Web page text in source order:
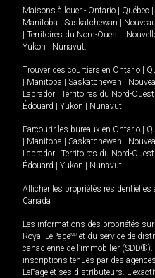
Maisons à louer - Ontario | Québec |
Manitoba | Saskatchewan |
| Territoires du Nord-Ouest |
Yukon | Nunavut
Trouver des courtiers en Ontario |
| Manitoba | Saskatchewan |
Labrador | Territoires du Nord-Ouest
Édouard | Yukon | Nunavut
Parcourir les bureaux en Ontario |
| Manitoba | Saskatchewan |
Labrador | Territoires du Nord-Ouest
Édouard | Yukon | Nunavut
Afficher les propriétés résidentielles
Canada
Les informations des propriétés
Royal LePageMD et du service de
canadienne de l’immobilier
inscriptions tenues par des
LePage et ses distributeurs.